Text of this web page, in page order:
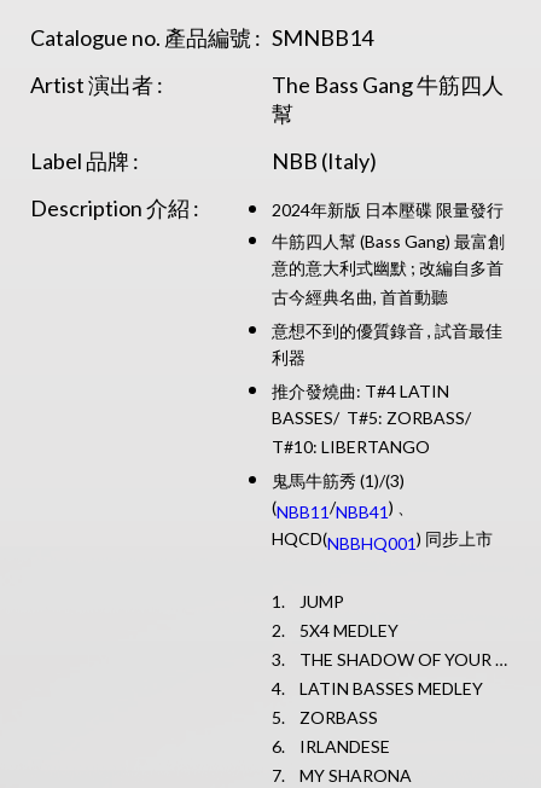
Catalogue no. 產品編號 : SMNBB14
Artist 演出者 :
The Bass Gang 牛筋四人
幫
Label 品牌 :
NBB (Italy)
Description 介紹 :
2024年新版 日本壓碟 限量發行
牛筋四人幫 (Bass Gang) 最富創
意的意大利式幽默 ; 改編自多首
古今經典名曲, 首首動聽
意想不到的優質錄音 , 試音最佳
利器
推介發燒曲: T#4 LATIN
BASSES/ T#5: ZORBASS/
T#10: LIBERTANGO
鬼馬牛筋秀 (1)/(3)
(NBB11/NBB41) 、
HQCD(NBBHQ001) 同步上市
1. JUMP
2. 5X4 MEDLEY
3. THE SHADOW OF YOUR …
4. LATIN BASSES MEDLEY
5. ZORBASS
6. IRLANDESE
7. MY SHARONA